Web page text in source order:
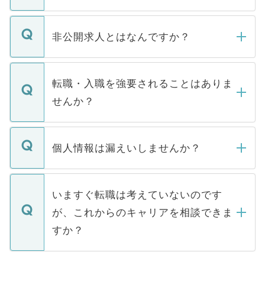
ご登録いただきましたら、弊社担当者がご
登録内容を確認し、その後メールもしくは
ます。通常、5営業日以内にはご連絡をせて
いただきますので、しばらくお待ちくださ
非公開求人とはなんですか？
マイナビDOCTORで取り扱っている求人の
うち約3割は、Webサイトからご覧いただ
けない「非公開求人」です。非公開求人は
下記の理由によって、一般には公開してい
ません。
■応募殺到を避けるため 人気のある医療機
関を公にしてしまうと、応募が殺到する場
に、医療機関が求める条件に合った人材の
みを人材紹介会社に依頼するケースが増え
ています。
転職・入職を強要されることはありま
せんか？
転職・入職を強要することは一切ありませ
ん。また、仮に応募先から内定をいただい
定を承諾する必要はありません。内定先へ
の辞退の連絡はキャリアパートナーが行い
個人情報は漏えいしませんか？
個人情報が漏えいすることはありませんの
で、ご安心ください。当サイトからの登録
などで収集したご登録者様の個人情報は、
ご本人のキャリアアップおよび転職活動の
支援を目的に使用いたします。お預かりし
ているすべての個人データはご本人の許可
いますぐ転職は考えていないのです
が、これからのキャリアを相談できま
すか？